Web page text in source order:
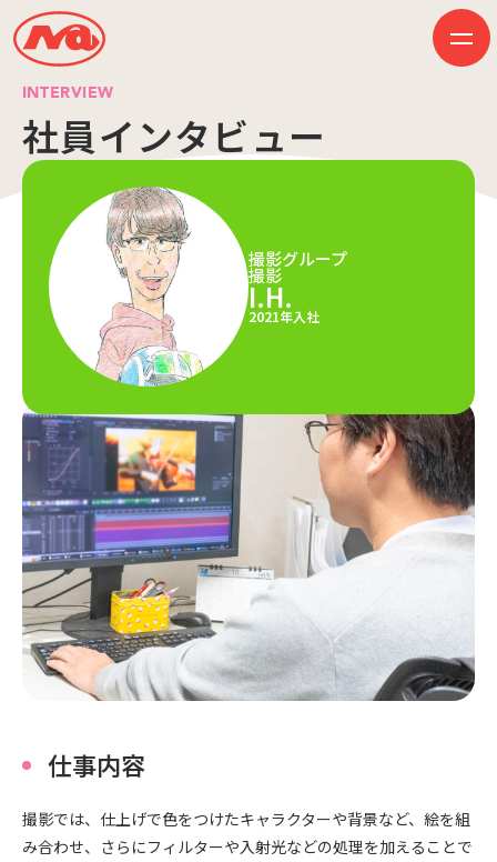
〒104-0061
東京都中央区銀座7丁目13番20号 銀座THビル5F
JPEN
HOME
ニュース
ビジネス
作品紹介
会社案内
創業50周年記念ページ
音楽配信
採用情報
プレスリリース
お問い合わせ
INTERVIEW
社員インタビュー
撮影グループ
撮影
I.H.
2021年入社
仕事内容
撮影では、仕上げで色をつけたキャラクターや背景など、絵を組
み合わせ、さらにフィルターや入射光などの処理を加えることで